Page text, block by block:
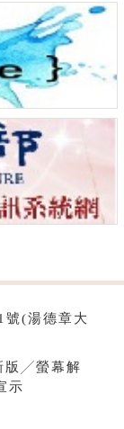
號(湯德章大
版╱螢幕解
示